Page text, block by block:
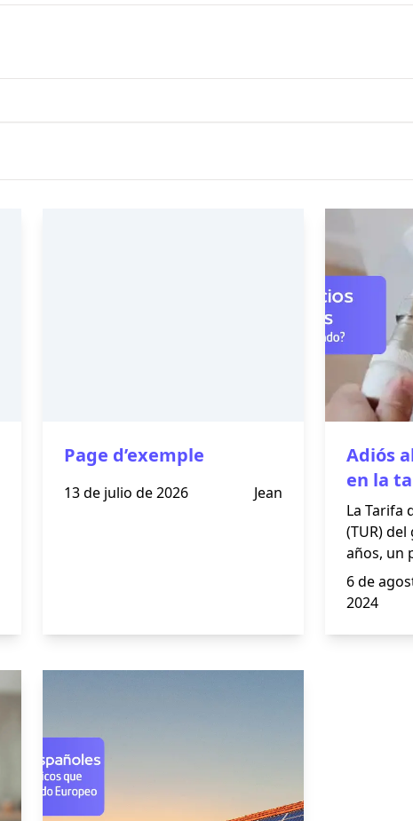
Page d’exemple
13 de julio de 2026 Jean
Adiós
en la
¿qué
julio?
La Tarifa
(TUR)
años, un
de
decidido
6 de
2024